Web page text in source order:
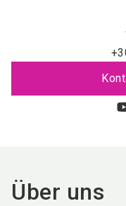
Über uns